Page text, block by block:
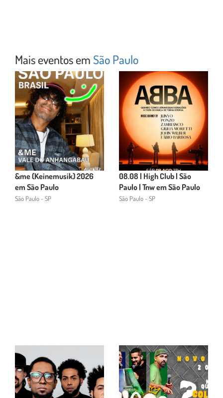
Mais eventos emSão Paulo
&me (Keinemusik) 2026
em São Paulo
São Paulo - SP
08.08 | High Club | São
Paulo | Tnw em São Paulo
São Paulo - SP